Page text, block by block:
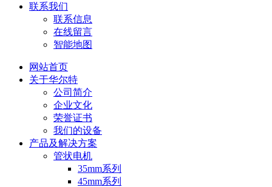
联系我们
联系信息
在线留言
智能地图
网站首页
关于华尔特
公司简介
企业文化
荣誉证书
我们的设备
产品及解决方案
管状电机
35mm系列
45mm系列